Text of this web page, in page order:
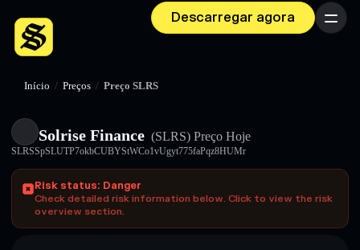
Descarregar agora Menu
Início / Preços / Preço SLRS
Solrise Finance (SLRS) Preço Hoje
SLRSSpSLUTP7okbCUBYStWCo1vUgyt775faPqz8HUMr
Risk status: Danger
Check detailed risk information below. Click to view the risk
overview section.